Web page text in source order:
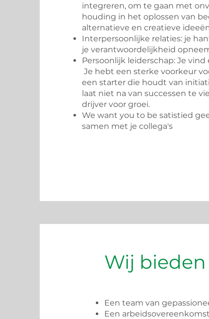
integreren, om te gaan met
houding in het oplossen van
alternatieve en creatieve
Interpersoonlijke relaties: je
je verantwoordelijkheid
Persoonlijk leiderschap: Je
Je hebt een sterke voorkeur
een starter die houdt van
laat niet na van successen te
drijver voor groei.
We want you to be satistied
samen met je collega's
Wij bieden
Een team van
Een